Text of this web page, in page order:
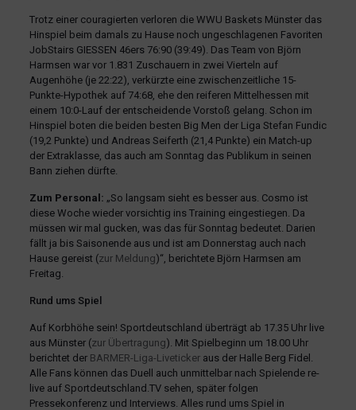
Trotz einer couragierten verloren die WWU Baskets Münster das
Hinspiel beim damals zu Hause noch ungeschlagenen Favoriten
JobStairs GIESSEN 46ers 76:90 (39:49). Das Team von Björn
Harmsen war vor 1.831 Zuschauern in zwei Vierteln auf
Augenhöhe (je 22:22), verkürzte eine zwischenzeitliche 15-
Punkte-Hypothek auf 74:68, ehe den reiferen Mittelhessen mit
einem 10:0-Lauf der entscheidende Vorstoß gelang. Schon im
Hinspiel boten die beiden besten Big Men der Liga Stefan Fundic
(19,2 Punkte) und Andreas Seiferth (21,4 Punkte) ein Match-up
der Extraklasse, das auch am Sonntag das Publikum in seinen
Bann ziehen dürfte.
Zum Personal: „So langsam sieht es besser aus. Cosmo ist
diese Woche wieder vorsichtig ins Training eingestiegen. Da
müssen wir mal gucken, was das für Sonntag bedeutet. Darien
fällt ja bis Saisonende aus und ist am Donnerstag auch nach
Hause gereist (zur Meldung)“, berichtete Björn Harmsen am
Freitag.
Rund ums Spiel
Auf Korbhöhe sein! Sportdeutschland überträgt ab 17.35 Uhr live
aus Münster (zur Übertragung). Mit Spielbeginn um 18.00 Uhr
berichtet der BARMER-Liga-Livetickeraus der Halle Berg Fidel.
Alle Fans können das Duell auch unmittelbar nach Spielende re-
live auf Sportdeutschland.TV sehen, später folgen
Pressekonferenz und Interviews. Alles rund ums Spiel in